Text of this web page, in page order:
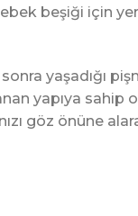
beşiği için
yaşadığı
yapıya
göz önüne